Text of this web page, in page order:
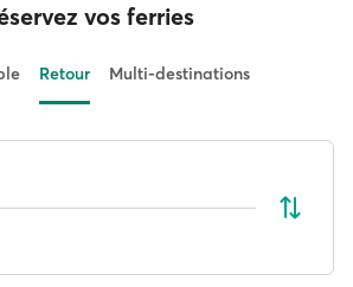
vos ferries
Retour Multi-destinations